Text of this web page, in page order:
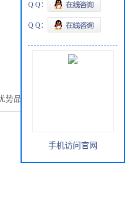
势品种
Q Q：
Q Q：
手机访问官网